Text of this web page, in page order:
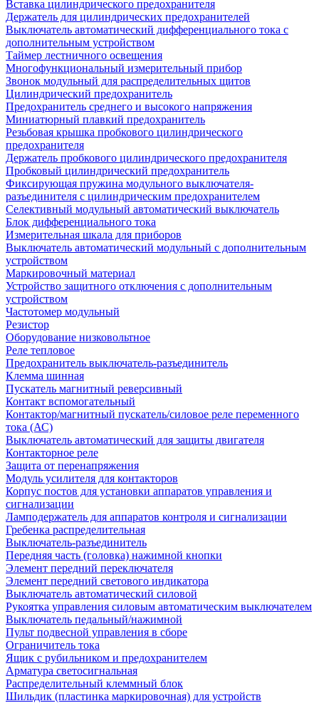
Вставка цилиндрического предохранителя
Держатель для цилиндрических предохранителей
Выключатель автоматический дифференциального тока с
дополнительным устройством
Таймер лестничного освещения
Многофункциональный измерительный прибор
Звонок модульный для распределительных щитов
Цилиндрический предохранитель
Предохранитель среднего и высокого напряжения
Миниатюрный плавкий предохранитель
Резьбовая крышка пробкового цилиндрического
предохранителя
Держатель пробкового цилиндрического предохранителя
Пробковый цилиндрический предохранитель
Фиксирующая пружина модульного выключателя-
разъединителя с цилиндрическим предохранителем
Селективный модульный автоматический выключатель
Блок дифференциального тока
Измерительная шкала для приборов
Выключатель автоматический модульный с дополнительным
устройством
Маркировочный материал
Устройство защитного отключения с дополнительным
устройством
Частотомер модульный
Резистор
Оборудование низковольтное
Реле тепловое
Предохранитель выключатель-разъединитель
Клемма шинная
Пускатель магнитный реверсивный
Контакт вспомогательный
Контактор/магнитный пускатель/силовое реле переменного
тока (АС)
Выключатель автоматический для защиты двигателя
Контакторное реле
Защита от перенапряжения
Модуль усилителя для контакторов
Корпус постов для установки аппаратов управления и
сигнализации
Ламподержатель для аппаратов контроля и сигнализации
Гребенка распределительная
Выключатель-разъединитель
Передняя часть (головка) нажимной кнопки
Элемент передний переключателя
Элемент передний светового индикатора
Выключатель автоматический силовой
Рукоятка управления силовым автоматическим выключателем
Выключатель педальный/нажимной
Пульт подвесной управления в сборе
Ограничитель тока
Ящик с рубильником и предохранителем
Арматура светосигнальная
Распределительный клеммный блок
Шильдик (пластинка маркировочная) для устройств